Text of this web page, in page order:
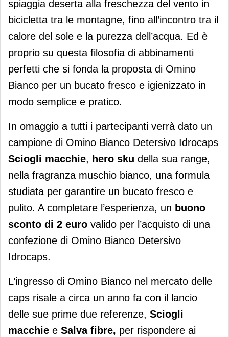
spiaggia deserta alla freschezza del vento in
bicicletta tra le montagne, fino all’incontro tra il
calore del sole e la purezza dell’acqua. Ed è
proprio su questa filosofia di abbinamenti
perfetti che si fonda la proposta di Omino
Bianco per un bucato fresco e igienizzato in
modo semplice e pratico.
In omaggio a tutti i partecipanti verrà dato un
campione di Omino Bianco Detersivo Idrocaps
Sciogli macchie, hero sku della sua range,
nella fragranza muschio bianco, una formula
studiata per garantire un bucato fresco e
pulito. A completare l’esperienza, un buono
sconto di 2 euro valido per l’acquisto di una
confezione di Omino Bianco Detersivo
Idrocaps.
L’ingresso di Omino Bianco nel mercato delle
caps risale a circa un anno fa con il lancio
delle sue prime due referenze, Sciogli
macchie e Salva fibre, per rispondere ai